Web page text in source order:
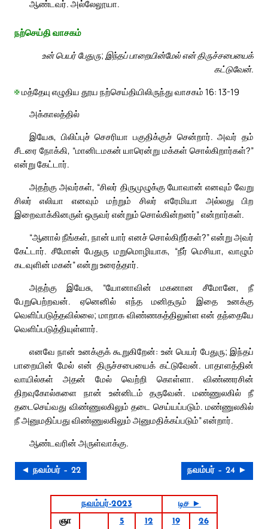
ஆண்டவர். அல்லேலூயா.
நற்செய்தி வாசகம்
உன் பெயர் பேதுரு; இந்தப் பாறையின்மேல் என் திருச்சபையைக்
கட்டுவேன்.
✠மத்தேயு எழுதிய தூய நற்செய்தியிலிருந்து வாசகம் 16: 13-19
அக்காலத்தில்
இயேசு, பிலிப்புச் செசரியா பகுதிக்குச் சென்றார். அவர் தம்
சீடரை நோக்கி, “மானிடமகன் யாரென்று மக்கள் சொல்கிறார்கள்?”
என்று கேட்டார்.
அதற்கு அவர்கள், “சிலர் திருமுழுக்கு யோவான் எனவும் வேறு
சிலர் எலியா எனவும் மற்றும் சிலர் எரேமியா அல்லது பிற
இறைவாக்கினருள் ஒருவர் என்றும் சொல்கின்றனர்” என்றார்கள்.
“ஆனால் நீங்கள், நான் யார் எனச் சொல்கிறீர்கள்?” என்று அவர்
கேட்டார். சீமோன் பேதுரு மறுமொழியாக, “நீர் மெசியா, வாழும்
கடவுளின் மகன்” என்று உரைத்தார்.
அதற்கு இயேசு, “யோனாவின் மகனான சீமோனே, நீ
பேறுபெற்றவன். ஏனெனில் எந்த மனிதரும் இதை உனக்கு
வெளிப்படுத்தவில்லை; மாறாக விண்ணகத்திலுள்ள என் தந்தையே
வெளிப்படுத்தியுள்ளார்.
எனவே நான் உனக்குக் கூறுகிறேன்: உன் பெயர் பேதுரு; இந்தப்
பாறையின் மேல் என் திருச்சபையைக் கட்டுவேன். பாதாளத்தின்
வாயில்கள் அதன் மேல் வெற்றி கொள்ளா. விண்ணரசின்
திறவுகோல்களை நான் உன்னிடம் தருவேன். மண்ணுலகில் நீ
தடைசெய்வது விண்ணுலகிலும் தடை செய்யப்படும். மண்ணுலகில்
நீ அனுமதிப்பது விண்ணுலகிலும் அனுமதிக்கப்படும்” என்றார்.
ஆண்டவரின் அருள்வாக்கு.
◄ நவம்பர் – 22 நவம்பர் – 24 ►
நவம்பர்-2023
டிச ►
ஞா
5 12 19
26